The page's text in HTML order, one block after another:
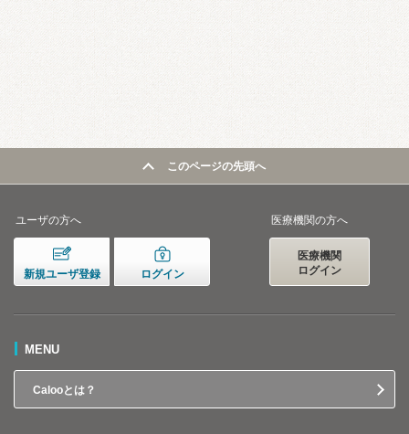
このページの先頭へ
ユーザの方へ
新規ユーザ登録 ログイン
医療機関の方へ
医療機関
ログイン
MENU
Calooとは？